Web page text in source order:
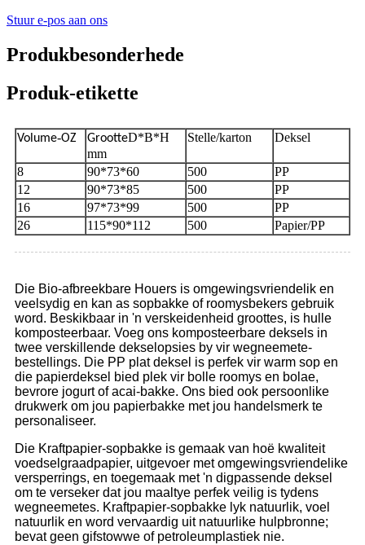
Stuur e-pos aan ons
Produkbesonderhede
Produk-etikette
Volume-OZ GrootteD*B*H
mm
Stelle/karton Deksel
8 90*73*60 500
PP
12
90*73*85 500
PP
16
97*73*99 500
PP
26
115*90*112 500 Papier/PP
Die Bio-afbreekbare Houers is omgewingsvriendelik en
veelsydig en kan as sopbakke of roomysbekers gebruik
word. Beskikbaar in 'n verskeidenheid groottes, is hulle
komposteerbaar. Voeg ons komposteerbare deksels in
twee verskillende dekselopsies by vir wegneemete-
bestellings. Die PP plat deksel is perfek vir warm sop en
die papierdeksel bied plek vir bolle roomys en bolae,
bevrore jogurt of acai-bakke. Ons bied ook persoonlike
drukwerk om jou papierbakke met jou handelsmerk te
personaliseer.
Die Kraftpapier-sopbakke is gemaak van hoë kwaliteit
voedselgraadpapier, uitgevoer met omgewingsvriendelike
versperrings, en toegemaak met 'n digpassende deksel
om te verseker dat jou maaltye perfek veilig is tydens
wegneemetes. Kraftpapier-sopbakke lyk natuurlik, voel
natuurlik en word vervaardig uit natuurlike hulpbronne;
bevat geen gifstowwe of petroleumplastiek nie.